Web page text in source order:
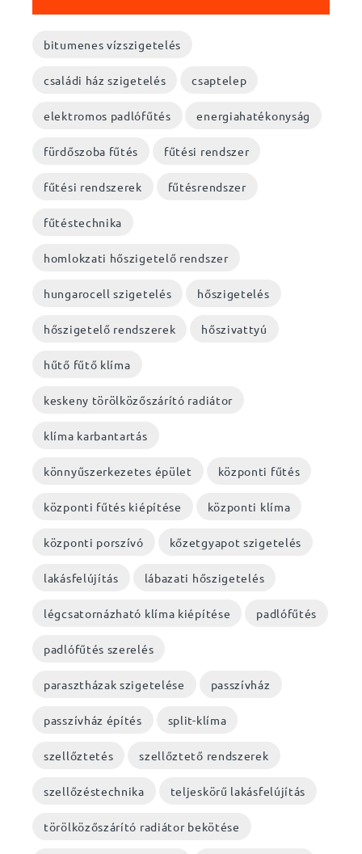
bitumenes vízszigetelés
családi ház szigetelés csaptelep
elektromos padlófűtés energiahatékonyság
fürdőszoba fűtés fűtési rendszer
fűtési rendszerek fűtésrendszer
fűtéstechnika
homlokzati hőszigetelő rendszer
hungarocell szigetelés hőszigetelés
hőszigetelő rendszerek hőszivattyú
hűtő fűtő klíma
keskeny törölközőszárító radiátor
klíma karbantartás
könnyűszerkezetes épület központi fűtés
központi fűtés kiépítése központi klíma
központi porszívó kőzetgyapot szigetelés
lakásfelújítás lábazati hőszigetelés
légcsatornázható klíma kiépítése padlófűtés
padlófűtés szerelés
parasztházak szigetelése passzívház
passzívház építés split-klíma
szellőztetés szellőztető rendszerek
szellőzéstechnika teljeskörű lakásfelújítás
törölközőszárító radiátor bekötése